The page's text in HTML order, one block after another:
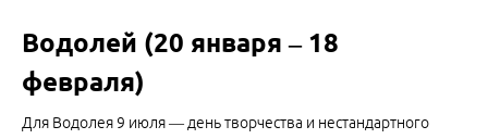
Водолей (20 января – 18
февраля)
Для Водолея 9 июля — день творчества и нестандартного